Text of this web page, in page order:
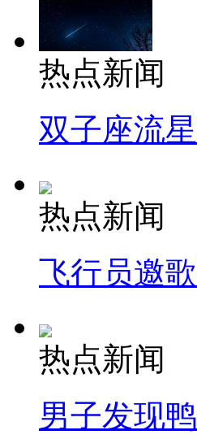
热点新闻
双子座流
热点新闻
飞行员邀
热点新闻
男子发现